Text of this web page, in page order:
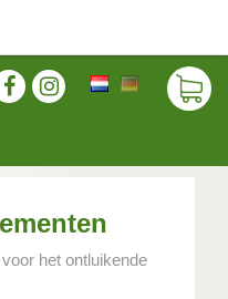
het ontluikende